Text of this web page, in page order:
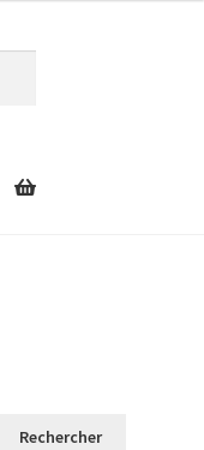
Rechercher